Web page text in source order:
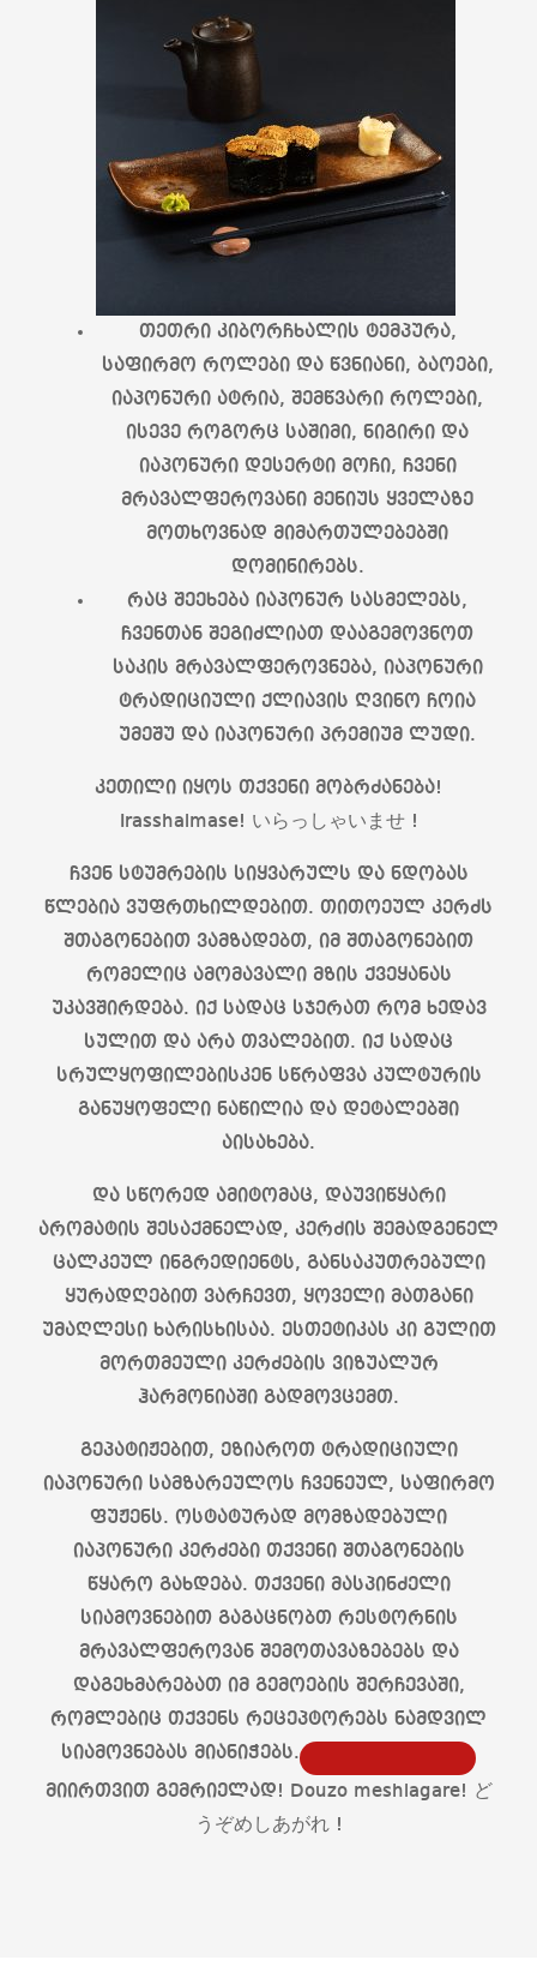
თეთრი კიბორჩხალის ტემპურა,
საფირმო როლები და წვნიანი, ბაოები,
იაპონური ატრია, შემწვარი როლები,
ისევე როგორც საშიმი, ნიგირი და
იაპონური დესერტი მოჩი, ჩვენი
მრავალფეროვანი მენიუს ყველაზე
მოთხოვნად მიმართულებებში
დომინირებს.
რაც შეეხება იაპონურ სასმელებს,
ჩვენთან შეგიძლიათ დააგემოვნოთ
საკის მრავალფეროვნება, იაპონური
ტრადიციული ქლიავის ღვინო ჩოია
უმეშუ და იაპონური პრემიუმ ლუდი.
კეთილი იყოს თქვენი მობრძანება!
Irasshaimase! いらっしゃいませ !
ჩვენ სტუმრების სიყვარულს და ნდობას
წლებია ვუფრთხილდებით. თითოეულ კერძს
შთაგონებით ვამზადებთ, იმ შთაგონებით
რომელიც ამომავალი მზის ქვეყანას
უკავშირდება. იქ სადაც სჯერათ რომ ხედავ
სულით და არა თვალებით. იქ სადაც
სრულყოფილებისკენ სწრაფვა კულტურის
განუყოფელი ნაწილია და დეტალებში
აისახება.
და სწორედ ამიტომაც, დაუვიწყარი
არომატის შესაქმნელად, კერძის შემადგენელ
ცალკეულ ინგრედიენტს, განსაკუთრებული
ყურადღებით ვარჩევთ, ყოველი მათგანი
უმაღლესი ხარისხისაა. ესთეტიკას კი გულით
მორთმეული კერძების ვიზუალურ
ჰარმონიაში გადმოვცემთ.
გეპატიჟებით, ეზიაროთ ტრადიციული
იაპონური სამზარეულოს ჩვენეულ, საფირმო
ფუჟენს. ოსტატურად მომზადებული
იაპონური კერძები თქვენი შთაგონების
წყარო გახდება. თქვენი მასპინძელი
სიამოვნებით გაგაცნობთ რესტორნის
მრავალფეროვან შემოთავაზებებს და
დაგეხმარებათ იმ გემოების შერჩევაში,
რომლებიც თქვენს რეცეპტორებს ნამდვილ
სიამოვნებას მიანიჭებს.
მიირთვით გემრიელად! Douzo meshiagare! ど
うぞめしあがれ !